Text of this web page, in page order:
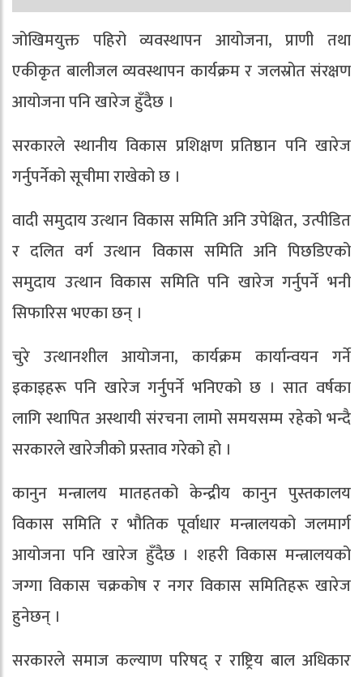
जोखिमयुक्त पहिरो व्यवस्थापन आयोजना, प्राणी तथा
एकीकृत बालीजल व्यवस्थापन कार्यक्रम र जलस्रोत संरक्षण
आयोजना पनि खारेज हुँदैछ ।
सरकारले स्थानीय विकास प्रशिक्षण प्रतिष्ठान पनि खारेज
गर्नुपर्नेको सूचीमा राखेको छ ।
वादी समुदाय उत्थान विकास समिति अनि उपेक्षित, उत्पीडित
र दलित वर्ग उत्थान विकास समिति अनि पिछडिएको
समुदाय उत्थान विकास समिति पनि खारेज गर्नुपर्ने भनी
सिफारिस भएका छन् ।
चुरे उत्थानशील आयोजना, कार्यक्रम कार्यान्वयन गर्ने
इकाइहरू पनि खारेज गर्नुपर्ने भनिएको छ । सात वर्षका
लागि स्थापित अस्थायी संरचना लामो समयसम्म रहेको भन्दै
सरकारले खारेजीको प्रस्ताव गरेको हो ।
कानुन मन्त्रालय मातहतको केन्द्रीय कानुन पुस्तकालय
विकास समिति र भौतिक पूर्वाधार मन्त्रालयको जलमार्ग
आयोजना पनि खारेज हुँदैछ । शहरी विकास मन्त्रालयको
जग्गा विकास चक्रकोष र नगर विकास समितिहरू खारेज
हुनेछन् ।
सरकारले समाज कल्याण परिषद् र राष्ट्रिय बाल अधिकार